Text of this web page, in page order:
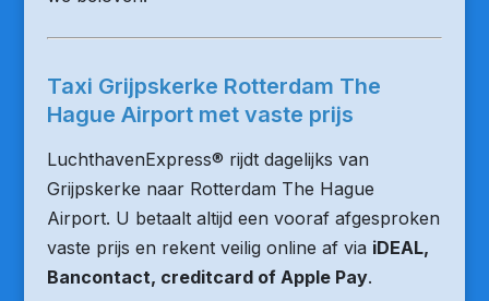
Taxi Grijpskerke Rotterdam The
Hague Airport met vaste prijs
LuchthavenExpress® rijdt dagelijks van
Grijpskerke naar Rotterdam The Hague
Airport. U betaalt altijd een vooraf afgesproken
vaste prijs en rekent veilig online af via iDEAL,
Bancontact, creditcard of Apple Pay.